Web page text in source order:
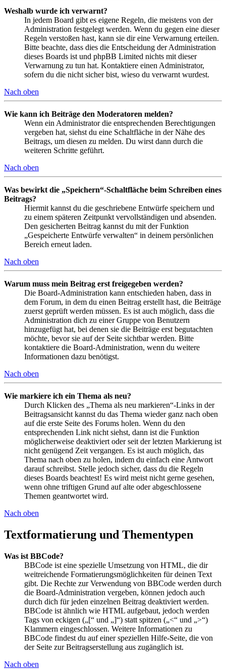
Weshalb wurde ich verwarnt?
In jedem Board gibt es eigene Regeln, die meistens von der
Administration festgelegt werden. Wenn du gegen eine dieser
Regeln verstoßen hast, kann sie dir eine Verwarnung erteilen.
Bitte beachte, dass dies die Entscheidung der Administration
dieses Boards ist und phpBB Limited nichts mit dieser
Verwarnung zu tun hat. Kontaktiere einen Administrator,
sofern du die nicht sicher bist, wieso du verwarnt wurdest.
Nach oben
Wie kann ich Beiträge den Moderatoren melden?
Wenn ein Administrator die entsprechenden Berechtigungen
vergeben hat, siehst du eine Schaltfläche in der Nähe des
Beitrags, um diesen zu melden. Du wirst dann durch die
weiteren Schritte geführt.
Nach oben
Was bewirkt die „Speichern“-Schaltfläche beim Schreiben eines
Beitrags?
Hiermit kannst du die geschriebene Entwürfe speichern und
zu einem späteren Zeitpunkt vervollständigen und absenden.
Den gesicherten Beitrag kannst du mit der Funktion
„Gespeicherte Entwürfe verwalten“ in deinem persönlichen
Bereich erneut laden.
Nach oben
Warum muss mein Beitrag erst freigegeben werden?
Die Board-Administration kann entschieden haben, dass in
dem Forum, in dem du einen Beitrag erstellt hast, die Beiträge
zuerst geprüft werden müssen. Es ist auch möglich, dass die
Administration dich zu einer Gruppe von Benutzern
hinzugefügt hat, bei denen sie die Beiträge erst begutachten
möchte, bevor sie auf der Seite sichtbar werden. Bitte
kontaktiere die Board-Administration, wenn du weitere
Informationen dazu benötigst.
Nach oben
Wie markiere ich ein Thema als neu?
Durch Klicken des „Thema als neu markieren“-Links in der
Beitragsansicht kannst du das Thema wieder ganz nach oben
auf die erste Seite des Forums holen. Wenn du den
entsprechenden Link nicht siehst, dann ist die Funktion
möglicherweise deaktiviert oder seit der letzten Markierung ist
nicht genügend Zeit vergangen. Es ist auch möglich, das
Thema nach oben zu holen, indem du einfach eine Antwort
darauf schreibst. Stelle jedoch sicher, dass du die Regeln
dieses Boards beachtest! Es wird meist nicht gerne gesehen,
wenn ohne triftigen Grund auf alte oder abgeschlossene
Themen geantwortet wird.
Nach oben
Textformatierung und Thementypen
Was ist BBCode?
BBCode ist eine spezielle Umsetzung von HTML, die dir
weitreichende Formatierungsmöglichkeiten für deinen Text
gibt. Die Rechte zur Verwendung von BBCode werden durch
die Board-Administration vergeben, können jedoch auch
durch dich für jeden einzelnen Beitrag deaktiviert werden.
BBCode ist ähnlich wie HTML aufgebaut, jedoch werden
Tags von eckigen („[“ und „]“) statt spitzen („<“ und „>“)
Klammern eingeschlossen. Weitere Informationen zu
BBCode findest du auf einer speziellen Hilfe-Seite, die von
der Seite zur Beitragserstellung aus zugänglich ist.
Nach oben